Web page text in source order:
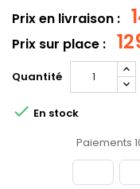
Prix en livraison :
Prix sur place :
Quantité
 En stock
Paiements